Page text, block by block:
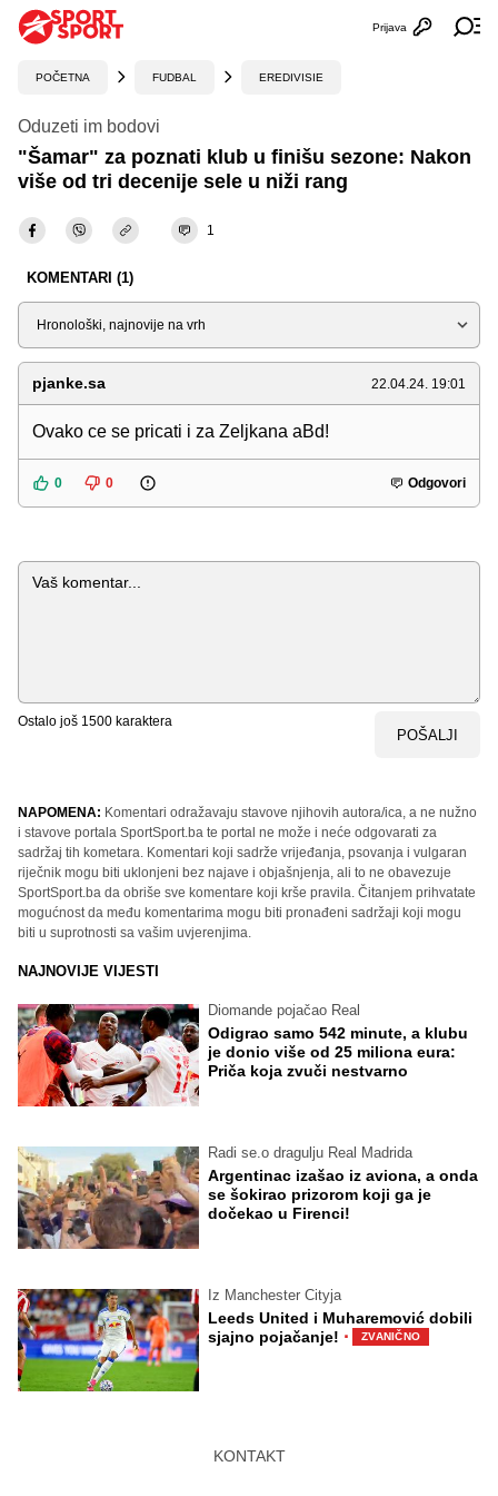
Otvori
Prijava
POČETNA FUDBAL EREDIVISIE
Oduzeti im bodovi
"Šamar" za poznati klub u finišu sezone: Nakon
više od tri decenije sele u niži rang
1
KOMENTARI (1)
Sortiraj
pjanke.sa 22.04.24. 19:01
Ovako ce se pricati i za Zeljkana aBd!
0 0 Odgovori
Komentar
Ostalo još 1500 karaktera
POŠALJI
NAPOMENA: Komentari odražavaju stavove njihovih autora/ica, a ne nužno
i stavove portala SportSport.ba te portal ne može i neće odgovarati za
sadržaj tih kometara. Komentari koji sadrže vrijeđanja, psovanja i vulgaran
riječnik mogu biti uklonjeni bez najave i objašnjenja, ali to ne obavezuje
SportSport.ba da obriše sve komentare koji krše pravila. Čitanjem prihvatate
mogućnost da među komentarima mogu biti pronađeni sadržaji koji mogu
biti u suprotnosti sa vašim uvjerenjima.
NAJNOVIJE VIJESTI
Diomande pojačao Real
Odigrao samo 542 minute, a klubu
je donio više od 25 miliona eura:
Priča koja zvuči nestvarno
Radi se.o dragulju Real Madrida
Argentinac izašao iz aviona, a onda
se šokirao prizorom koji ga je
dočekao u Firenci!
Iz Manchester Cityja
Leeds United i Muharemović dobili
sjajno pojačanje! · ZVANIČNO
KONTAKT